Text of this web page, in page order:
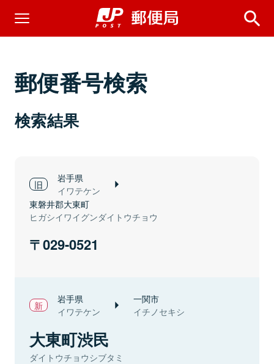
郵便番号検索
検索結果
岩手県
イワテケン
東磐井郡大東町
ヒガシイワイグンダイトウチョウ
029-0521
岩手県
イワテケン
一関市
イチノセキシ
大東町渋民
ダイトウチョウシブタミ